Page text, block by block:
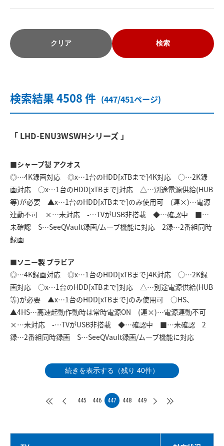
クリア 検索
検索結果 4508 件 (447/451ページ)
「 LHD-ENU3WSWHシリーズ 」
■シャープ製 アクオス
◎…4K録画対応 ◎x…1台のHDD[xTBまで]4K対応 ○…2K録
画対応 ○x…1台のHDD[xTBまで]対応 △…別途電源供給(HUB
等)が必要 ▲x…1台のHDD[xTBまで]のみ使用可 (連×)…電源
連動不可 ×…未対応 -…TVがUSB非搭載 ◆…確認中 ■…
未確認 S…SeeQVault録画/ムーブ機能に対応 2録…2番組同時
録画
■ソニー製 ブラビア
◎…4K録画対応 ◎x…1台のHDD[xTBまで]4K対応 ○…2K録
画対応 ○x…1台のHDD[xTBまで]対応 △…別途電源供給(HUB
等)が必要 ▲x…1台のHDD[xTBまで]のみ使用可 ○HS、
▲4HS…高速起動作動時は常時電源ON (連×)…電源連動不可
×…未対応 -…TVがUSB非搭載 ◆…確認中 ■…未確認 2
録…2番組同時録画 S…SeeQVault録画/ムーブ機能に対応
続きを表示する（残り 40件）
445 446 447 448 449